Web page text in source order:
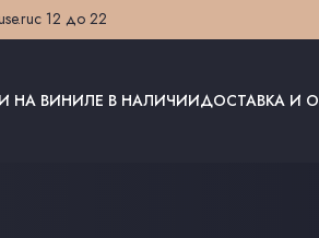
с 12 до 22
НА ВИНИЛЕ В НАЛИЧИИДОСТАВКА И